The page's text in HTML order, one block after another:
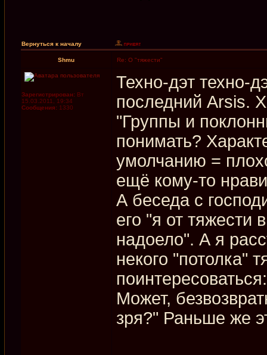
Вернуться к началу
Shmu Re: О "тяжести"
Зарегистрирован: Вт
15.03.2011, 19:34
Сообщения: 1330
Техно-дэт техно-
последний Arsis.
"Группы и
понимать?
умолчанию =
ещё кому-то
А беседа с
его "я от тяжести
надоело". А я
некого "потолка"
Может,
зря?" Раньше же